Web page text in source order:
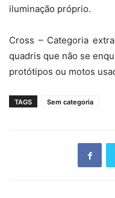
iluminação próprio.
Cross – Categoria
quadris que não se
protótipos ou motos
TAGS Sem categoria